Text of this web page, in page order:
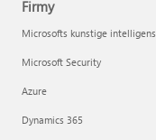
Firmy
Microsofts kunstige intelligens
Microsoft Security
Azure
Dynamics 365